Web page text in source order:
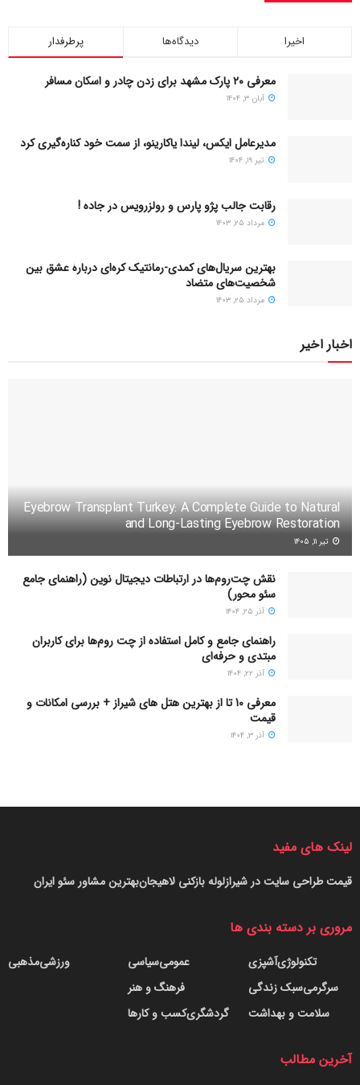
پرطرفدار دیدگاه‌ها اخیرا
معرفی ۲۰ پارک مشهد برای زدن چادر و اسکان مسافر
آبان ۳, ۱۴۰۴
مدیرعامل ایکس، لیندا یاکارینو، از سمت خود کناره‌گیری کرد
تیر ۱۹, ۱۴۰۴
رقابت جالب پژو پارس و رولزرویس در جاده !
مرداد ۲۵, ۱۴۰۳
بهترین سریال‌های کمدی-رمانتیک کره‌ای دربارۀ عشق بین
شخصیت‌های متضاد
مرداد ۲۵, ۱۴۰۳
اخبار اخیر
Eyebrow Transplant Turkey: A Complete Guide to Natural
and Long-Lasting Eyebrow Restoration
تیر ۱۱, ۱۴۰۵
نقش چت‌روم‌ها در ارتباطات دیجیتال نوین (راهنمای جامع
سئو محور)
آذر ۲۵, ۱۴۰۴
راهنمای جامع و کامل استفاده از چت روم‌ها برای کاربران
مبتدی و حرفه‌ای
آذر ۲۲, ۱۴۰۴
معرفی 10 تا از بهترین هتل های شیراز + بررسی امکانات و
قیمت
آذر ۳, ۱۴۰۴
لینک های مفید
بهترین مشاور سئو ایرانلوله بازکنی لاهیجانقیمت طراحی سایت در شیراز
مروری بر دسته بندی ها
آشپزیتکنولوژی
سبک زندگیسرگرمی
سلامت و بهداشت
سیاسیعمومی
فرهنگ و هنر
کسب و کارهاگردشگری
مذهبیورزشی
آخرین مطالب